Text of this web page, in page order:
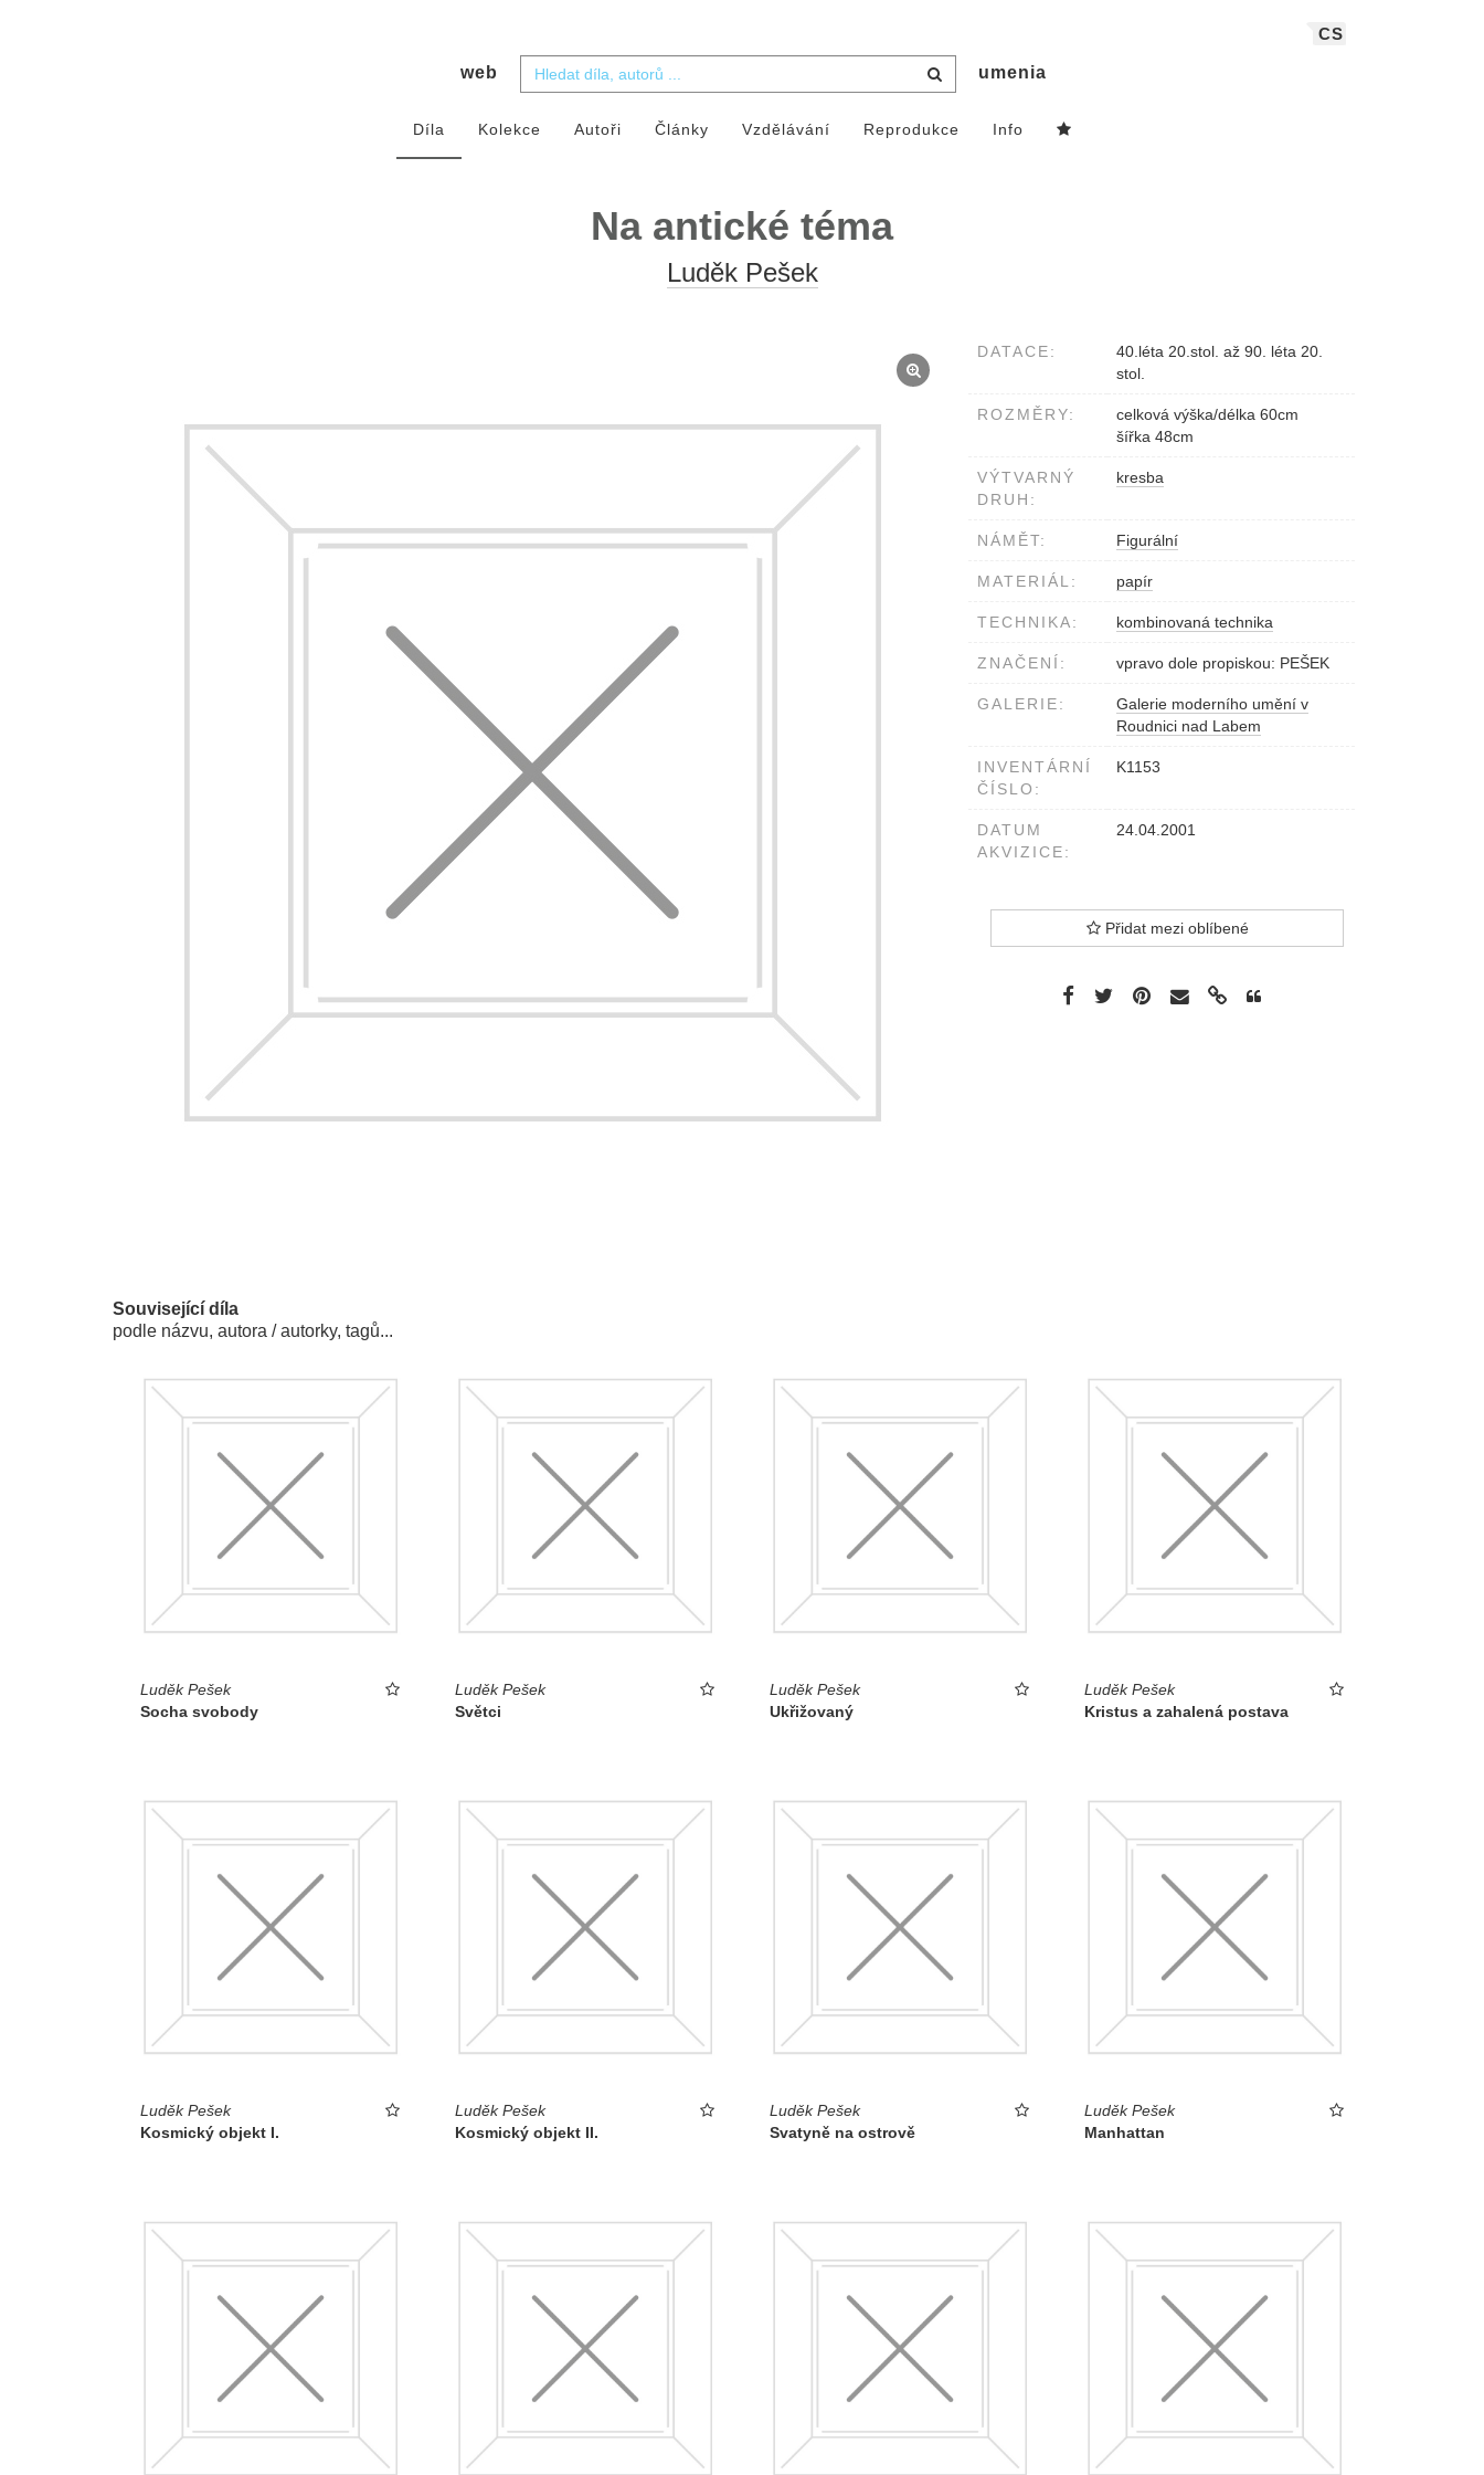
CS
web umenia
Díla Kolekce Autoři Články Vzdělávání Reprodukce Info
Na antické téma
Luděk Pešek
DATACE:
40.léta 20.stol. až 90. léta 20.
stol.
ROZMĚRY:
celková výška/délka 60cm
šířka 48cm
VÝTVARNÝ
DRUH:
kresba
NÁMĚT: Figurální
MATERIÁL: papír
TECHNIKA: kombinovaná technika
ZNAČENÍ: vpravo dole propiskou: PEŠEK
GALERIE:
Galerie moderního umění v
Roudnici nad Labem
INVENTÁRNÍ
ČÍSLO:
K1153
DATUM
AKVIZICE:
24.04.2001
Přidat mezi oblíbené
Související díla
podle názvu, autora / autorky, tagů...
Luděk Pešek
Socha svobody
Luděk Pešek
Světci
Luděk Pešek
Ukřižovaný
Luděk Pešek
Kristus a zahalená postava
Luděk Pešek
Kosmický objekt I.
Luděk Pešek
Kosmický objekt II.
Luděk Pešek
Svatyně na ostrově
Luděk Pešek
Manhattan